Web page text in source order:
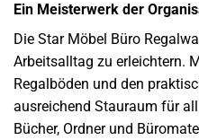
Ein Meisterwerk der
Die Star Möbel Büro
Arbeitsalltag zu erleichtern.
Regalböden und den
ausreichend Stauraum für
Bücher, Ordner und